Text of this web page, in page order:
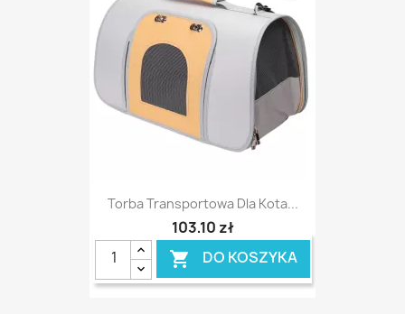
Torba Transportowa Dla Kota...
103,10 zł
 DO KOSZYKA